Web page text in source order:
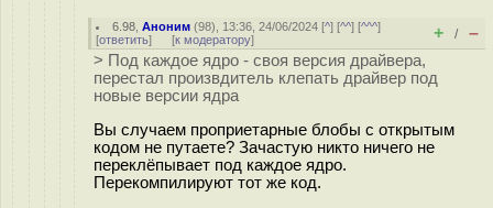
6.98 ,Аноним (98), 13:36, 24/06/2024 [^] [^^] [^^^]
[ответить] [к модератору] + / –
> Под каждое ядро - своя версия драйвера,
перестал произвдитель клепать драйвер под
новые версии ядра
Вы случаем проприетарные блобы с открытым
кодом не путаете? Зачастую никто ничего не
переклёпывает под каждое ядро.
Перекомпилируют тот же код.